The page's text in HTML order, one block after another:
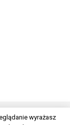
wyrażasz